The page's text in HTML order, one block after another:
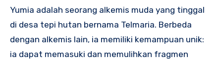
Yumia adalah seorang alkemis muda yang tinggal
di desa tepi hutan bernama Telmaria. Berbeda
dengan alkemis lain, ia memiliki kemampuan unik:
ia dapat memasuki dan memulihkan fragmen